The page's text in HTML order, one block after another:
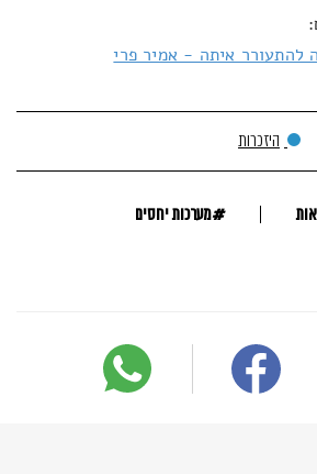
להתעורר איתה - אמיר פרי
היזכרות
#מערכות יחסים